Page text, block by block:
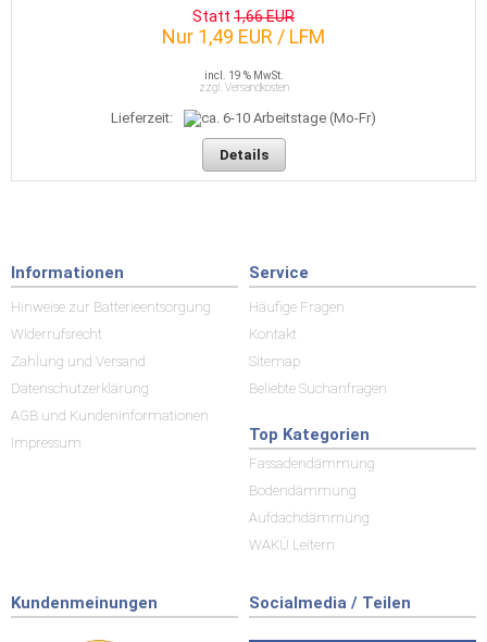
Statt 1,66 EUR
Nur 1,49 EUR / LFM
incl. 19 % MwSt.
zzgl. Versandkosten
Lieferzeit:
Details
Informationen
Hinweise zur Batterieentsorgung
Widerrufsrecht
Zahlung und Versand
Datenschutzerklärung
AGB und Kundeninformationen
Impressum
Service
Häufige Fragen
Kontakt
Sitemap
Beliebte Suchanfragen
Top Kategorien
Fassadendämmung
Bodendämmung
Aufdachdämmung
WAKÜ Leitern
Kundenmeinungen Socialmedia / Teilen